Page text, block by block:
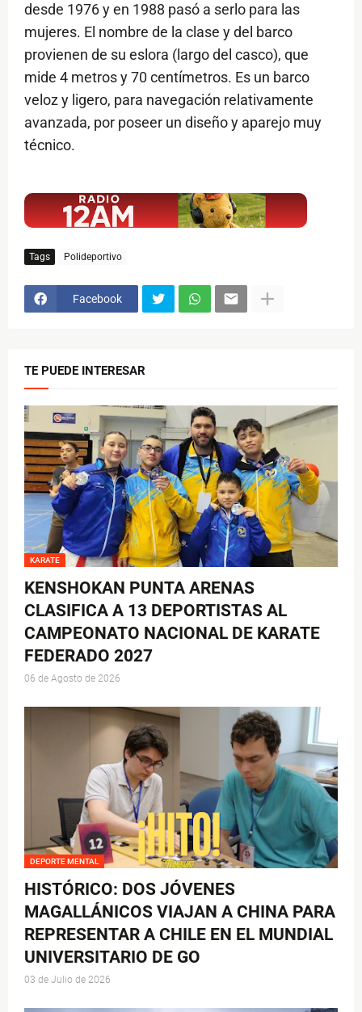
desde 1976 y en 1988 pasó a serlo para las
mujeres. El nombre de la clase y del barco
provienen de su eslora (largo del casco), que
mide 4 metros y 70 centímetros. Es un barco
veloz y ligero, para navegación relativamente
avanzada, por poseer un diseño y aparejo muy
técnico.
Tags Polideportivo
Facebook
TE PUEDE INTERESAR
KARATE
KENSHOKAN PUNTA ARENAS
CLASIFICA A 13 DEPORTISTAS AL
CAMPEONATO NACIONAL DE KARATE
FEDERADO 2027
06 de Agosto de 2026
DEPORTE MENTAL
HISTÓRICO: DOS JÓVENES
MAGALLÁNICOS VIAJAN A CHINA PARA
REPRESENTAR A CHILE EN EL MUNDIAL
UNIVERSITARIO DE GO
03 de Julio de 2026